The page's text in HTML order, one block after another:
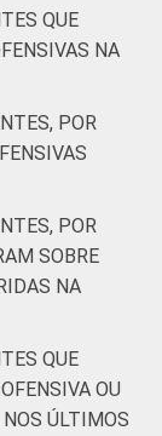
QUE
NA
POR
POR
SOBRE
NA
QUE
OU
ÚLTIMOS